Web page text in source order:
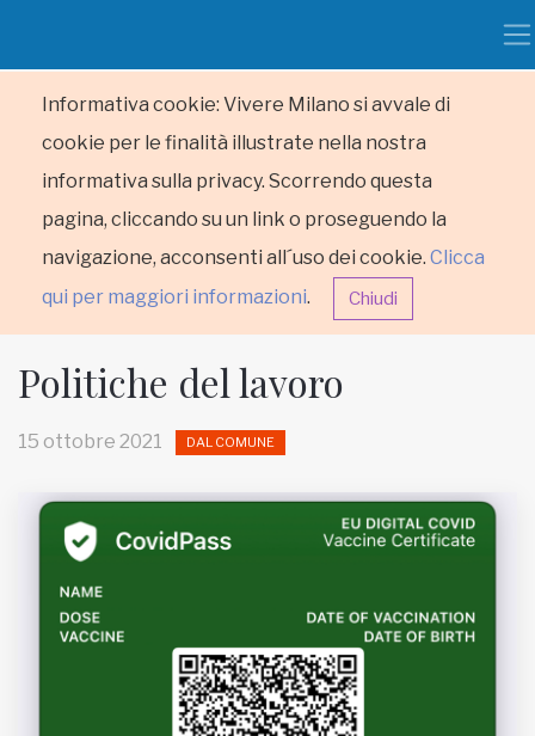
Informativa cookie: Vivere Milano si avvale di
cookie per le finalità illustrate nella nostra
informativa sulla privacy. Scorrendo questa
pagina, cliccando su un link o proseguendo la
navigazione, acconsenti all´uso dei cookie. Clicca
qui per maggiori informazioni. Chiudi
RUBRICHE
MUNICIPI
Inviateci le vostre segnalazioni
Iscriviti alla newsletter
Politiche del lavoro
15 ottobre 2021 DAL COMUNE